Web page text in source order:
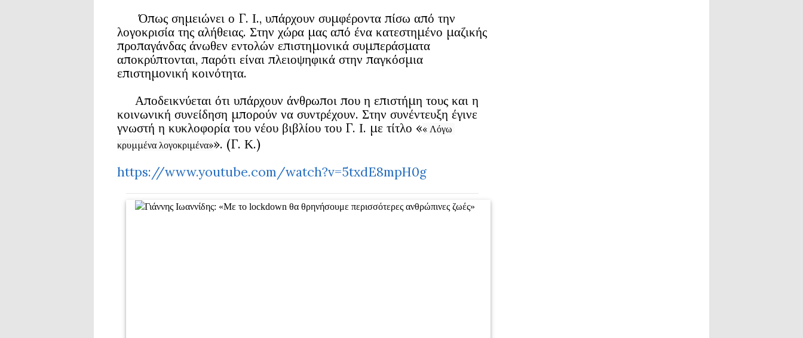
Όπως σημειώνει ο Γ. Ι., υπάρχουν συμφέροντα πίσω από την
λογοκρισία της αλήθειας. Στην χώρα μας από ένα κατεστημένο μαζικής
προπαγάνδας άνωθεν εντολών επιστημονικά συμπεράσματα
αποκρύπτονται, παρότι είναι πλειοψηφικά στην παγκόσμια
επιστημονική κοινότητα.
Αποδεικνύεται ότι υπάρχουν άνθρωποι που η επιστήμη τους και η
κοινωνική συνείδηση μπορούν να συντρέχουν. Στην συνέντευξη έγινε
γνωστή η κυκλοφορία του νέου βιβλίου του Γ. Ι. με τίτλο «« Λόγω
κρυμμένα λογοκριμένα»». (Γ. Κ.)
https://www.youtube.com/watch?v=5txdE8mpH0g